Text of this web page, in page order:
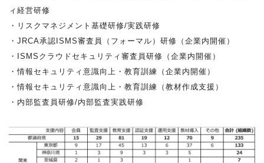
ィ経営研修
・リスクマネジメント基礎研修/実践研修
・JRCA承認ISMS審査員（フォーマル）研修（企業内開催）
・ISMSクラウドセキュリティ審査員研修（企業内開催）
・情報セキュリティ意識向上・教育訓練（企業内開催）
・情報セキュリティ意識向上・教育訓練（教材作成支援）
・内部監査員研修/内部監査実践研修